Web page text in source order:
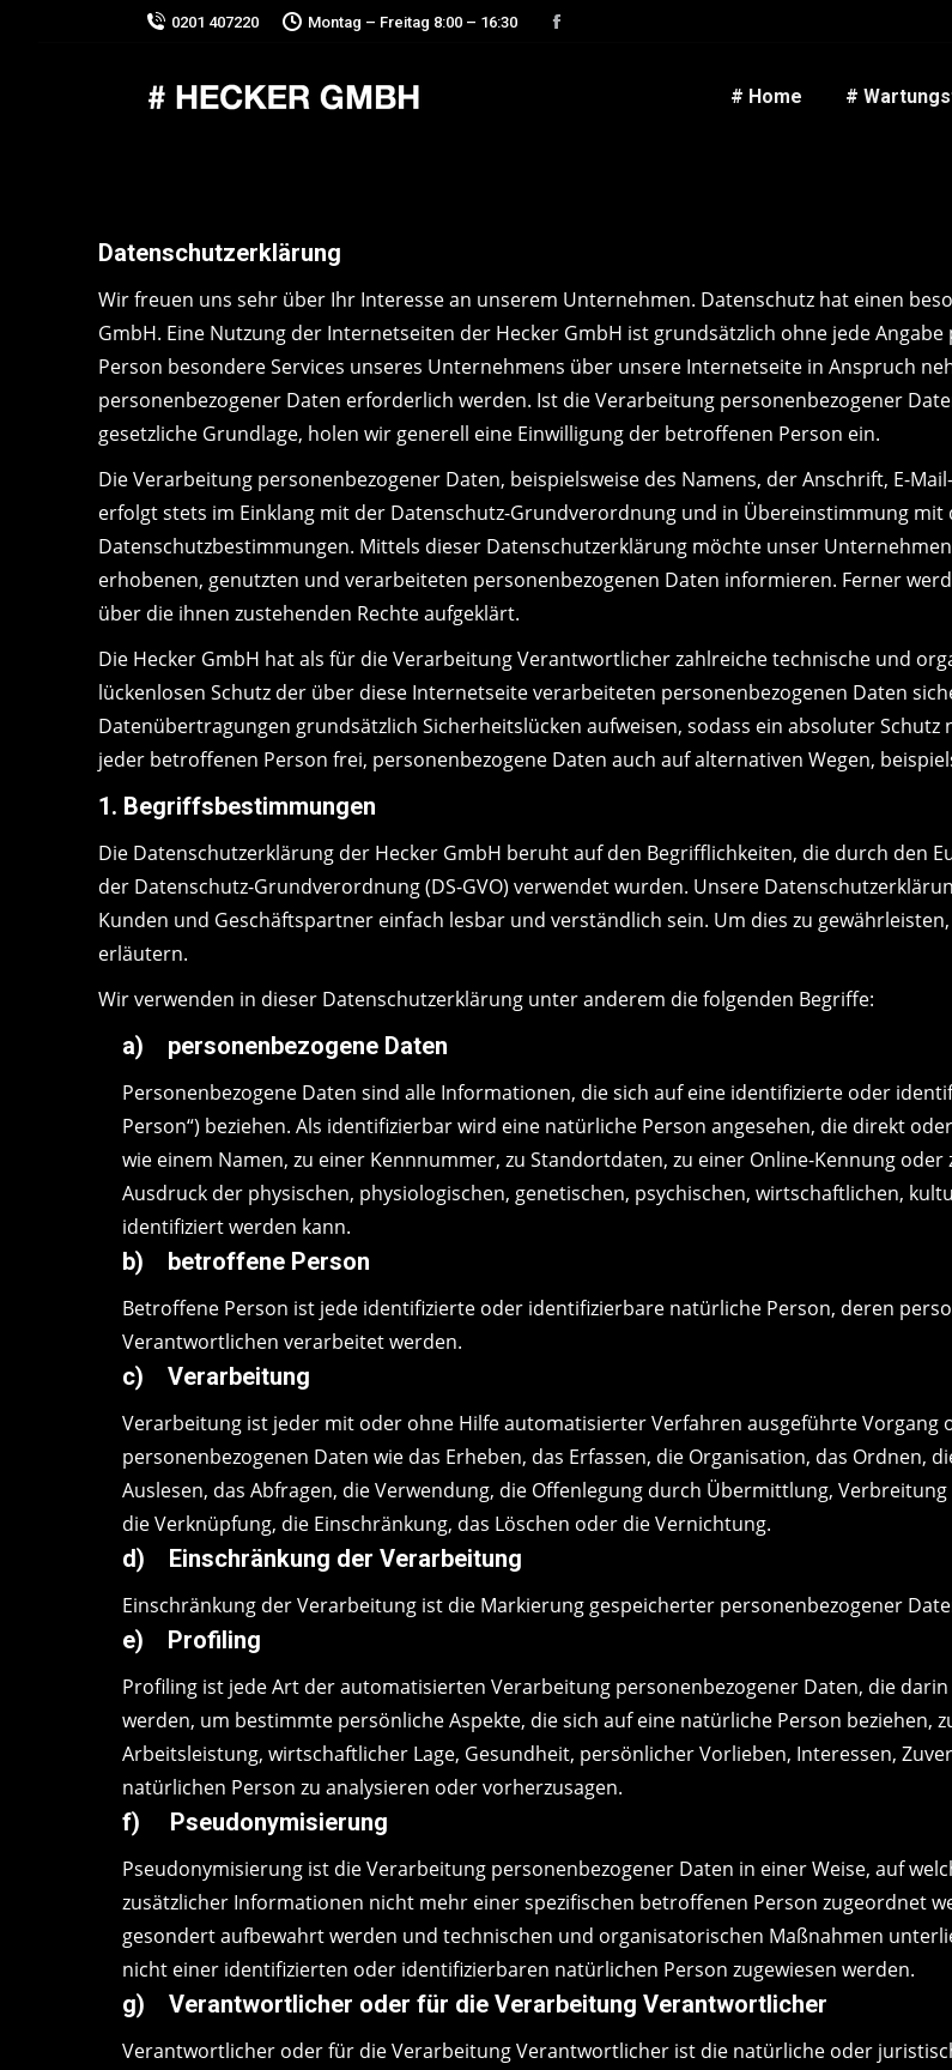
0201 407220 Montag – Freitag 8:00 – 16:30
# Home #
Datenschutzerklärung
Wir freuen uns sehr über Ihr Interesse an unserem Unternehmen. Datenschutz hat einen
GmbH. Eine Nutzung der Internetseiten der Hecker GmbH ist grundsätzlich ohne jede
Person besondere Services unseres Unternehmens über unsere Internetseite in Anspruch
personenbezogener Daten erforderlich werden. Ist die Verarbeitung personenbezogener
gesetzliche Grundlage, holen wir generell eine Einwilligung der betroffenen Person ein.
Die Verarbeitung personenbezogener Daten, beispielsweise des Namens, der Anschrift, E-
erfolgt stets im Einklang mit der Datenschutz-Grundverordnung und in Übereinstimmung mit
Datenschutzbestimmungen. Mittels dieser Datenschutzerklärung möchte unser
erhobenen, genutzten und verarbeiteten personenbezogenen Daten informieren. Ferner
über die ihnen zustehenden Rechte aufgeklärt.
Die Hecker GmbH hat als für die Verarbeitung Verantwortlicher zahlreiche technische und
lückenlosen Schutz der über diese Internetseite verarbeiteten personenbezogenen Daten
Datenübertragungen grundsätzlich Sicherheitslücken aufweisen, sodass ein absoluter
jeder betroffenen Person frei, personenbezogene Daten auch auf alternativen Wegen,
1. Begriffsbestimmungen
Die Datenschutzerklärung der Hecker GmbH beruht auf den Begrifflichkeiten, die durch den
der Datenschutz-Grundverordnung (DS-GVO) verwendet wurden. Unsere
Kunden und Geschäftspartner einfach lesbar und verständlich sein. Um dies zu
erläutern.
Wir verwenden in dieser Datenschutzerklärung unter anderem die folgenden Begriffe:
a) personenbezogene Daten
Personenbezogene Daten sind alle Informationen, die sich auf eine identifizierte oder
Person“) beziehen. Als identifizierbar wird eine natürliche Person angesehen, die direkt
wie einem Namen, zu einer Kennnummer, zu Standortdaten, zu einer Online-Kennung
Ausdruck der physischen, physiologischen, genetischen, psychischen, wirtschaftlichen,
identifiziert werden kann.
b) betroffene Person
Betroffene Person ist jede identifizierte oder identifizierbare natürliche Person, deren
Verantwortlichen verarbeitet werden.
c) Verarbeitung
Verarbeitung ist jeder mit oder ohne Hilfe automatisierter Verfahren ausgeführte Vorgang
personenbezogenen Daten wie das Erheben, das Erfassen, die Organisation, das Ordnen,
Auslesen, das Abfragen, die Verwendung, die Offenlegung durch Übermittlung,
die Verknüpfung, die Einschränkung, das Löschen oder die Vernichtung.
d) Einschränkung der Verarbeitung
Einschränkung der Verarbeitung ist die Markierung gespeicherter personenbezogener
e) Profiling
Profiling ist jede Art der automatisierten Verarbeitung personenbezogener Daten, die
werden, um bestimmte persönliche Aspekte, die sich auf eine natürliche Person beziehen,
Arbeitsleistung, wirtschaftlicher Lage, Gesundheit, persönlicher Vorlieben, Interessen,
natürlichen Person zu analysieren oder vorherzusagen.
f) Pseudonymisierung
Pseudonymisierung ist die Verarbeitung personenbezogener Daten in einer Weise, auf
zusätzlicher Informationen nicht mehr einer spezifischen betroffenen Person zugeordnet
gesondert aufbewahrt werden und technischen und organisatorischen Maßnahmen
nicht einer identifizierten oder identifizierbaren natürlichen Person zugewiesen werden.
g) Verantwortlicher oder für die Verarbeitung Verantwortlicher
Verantwortlicher oder für die Verarbeitung Verantwortlicher ist die natürliche oder